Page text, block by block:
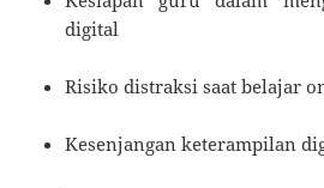
digital
Risiko distraksi saat belajar
Kesenjangan keterampilan